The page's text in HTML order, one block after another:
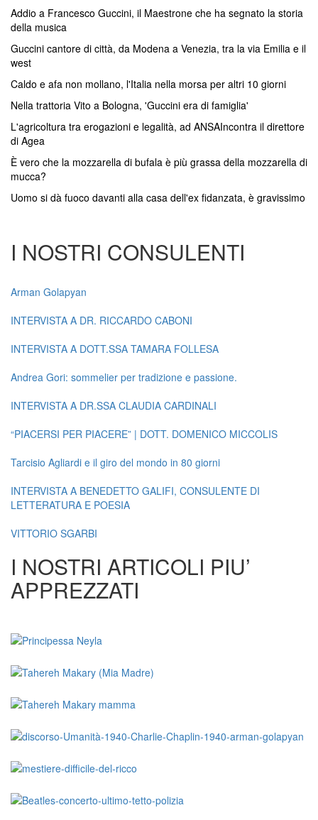
Addio a Francesco Guccini, il Maestrone che ha segnato la storia
della musica
Guccini cantore di città, da Modena a Venezia, tra la via Emilia e il
west
Caldo e afa non mollano, l'Italia nella morsa per altri 10 giorni
Nella trattoria Vito a Bologna, 'Guccini era di famiglia'
L'agricoltura tra erogazioni e legalità, ad ANSAIncontra il direttore
di Agea
È vero che la mozzarella di bufala è più grassa della mozzarella di
mucca?
Uomo si dà fuoco davanti alla casa dell'ex fidanzata, è gravissimo
I NOSTRI CONSULENTI
Arman Golapyan
INTERVISTA A DR. RICCARDO CABONI
INTERVISTA A DOTT.SSA TAMARA FOLLESA
Andrea Gori: sommelier per tradizione e passione.
INTERVISTA A DR.SSA CLAUDIA CARDINALI
“PIACERSI PER PIACERE” | DOTT. DOMENICO MICCOLIS
Tarcisio Agliardi e il giro del mondo in 80 giorni
INTERVISTA A BENEDETTO GALIFI, CONSULENTE DI
LETTERATURA E POESIA
VITTORIO SGARBI
I NOSTRI ARTICOLI PIU’
APPREZZATI